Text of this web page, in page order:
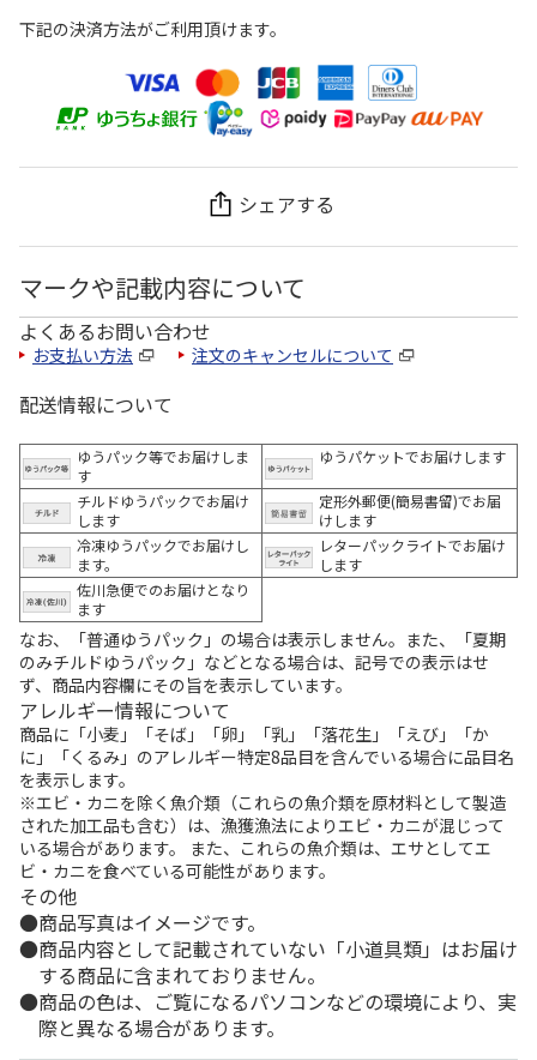
下記の決済方法がご利用頂けます。
シェアする
マークや記載内容について
よくあるお問い合わせ
お支払い方法 注文のキャンセルについて
配送情報について
ゆうパック等でお届けしま
す
ゆうパケットでお届けします
チルドゆうパックでお届け
します
定形外郵便(簡易書留)でお届
けします
冷凍ゆうパックでお届けし
ます。
レターパックライトでお届け
します
佐川急便でのお届けとなり
ます
なお、「普通ゆうパック」の場合は表示しません。また、「夏期
のみチルドゆうパック」などとなる場合は、記号での表示はせ
ず、商品内容欄にその旨を表示しています。
アレルギー情報について
商品に「小麦」「そば」「卵」「乳」「落花生」「えび」「か
に」「くるみ」のアレルギー特定8品目を含んでいる場合に品目名
を表示します。
※エビ・カニを除く魚介類（これらの魚介類を原材料として製造
された加工品も含む）は、漁獲漁法によりエビ・カニが混じって
いる場合があります。 また、これらの魚介類は、エサとしてエ
ビ・カニを食べている可能性があります。
その他
商品写真はイメージです。
商品内容として記載されていない「小道具類」はお届け
する商品に含まれておりません。
商品の色は、ご覧になるパソコンなどの環境により、実
際と異なる場合があります。